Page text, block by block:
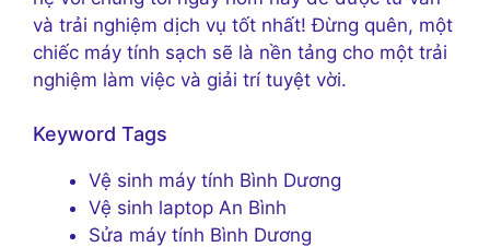
và trải nghiệm dịch vụ tốt nhất! Đừng quên, một
chiếc máy tính sạch sẽ là nền tảng cho một trải
nghiệm làm việc và giải trí tuyệt vời.
Keyword Tags
Vệ sinh máy tính Bình Dương
Vệ sinh laptop An Bình
Sửa máy tính Bình Dương